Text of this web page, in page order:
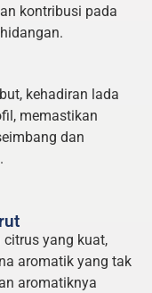
kontribusi pada
kehadiran lada
memastikan
dan
citrus yang kuat,
aromatik yang tak
aromatiknya